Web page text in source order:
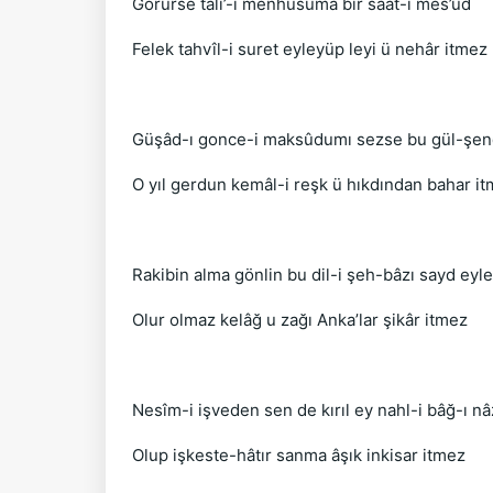
Felek tahvîl-i suret eyleyüp leyi ü nehâr itmez
Güşâd-ı gonce-i maksûdumı sezse bu gül-
O yıl gerdun kemâl-i reşk ü hıkdından bahar
Rakibin alma gönlin bu dil-i şeh-bâzı sayd eyle
Olur olmaz kelâğ u zağı Anka’lar şikâr itmez
Nesîm-i işveden sen de kırıl ey nahl-i bâğ-ı
Olup işkeste-hâtır sanma âşık inkisar itmez